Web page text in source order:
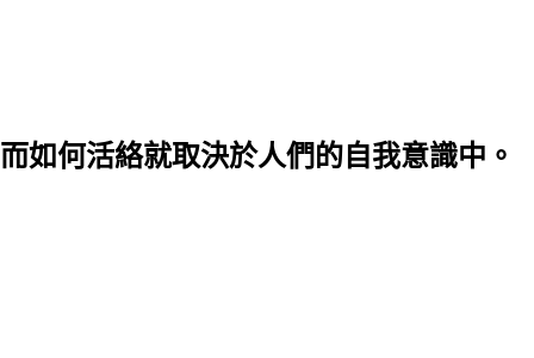
如何活絡就取決於人們的自我意識中。